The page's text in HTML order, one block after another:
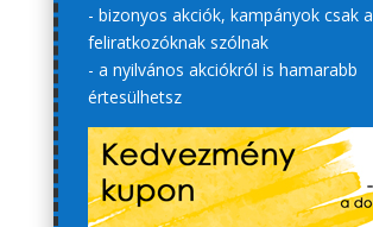
- bizonyos akciók, kampányok csak a
feliratkozóknak szólnak
- a nyilvános akciókról is hamarabb
értesülhetsz